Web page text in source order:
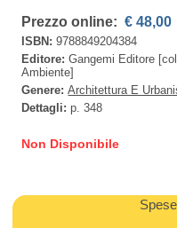
Prezzo online: € 48,00
ISBN:9788849204384
Editore:Gangemi Editore
Ambiente]
Genere:Architettura E
Dettagli:p. 348
Non Disponibile